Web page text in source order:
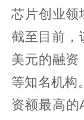
芯片创业领
截至目前，
美元的融资
等知名机构
资额最高的